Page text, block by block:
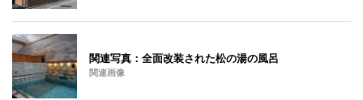
関連写真：全面改装された松の湯の風呂
関連画像